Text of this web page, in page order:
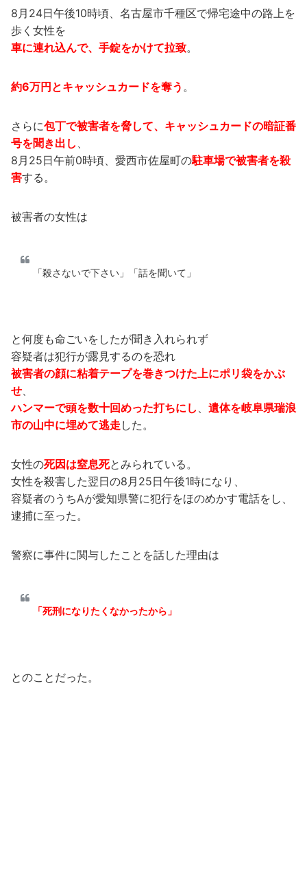
8月24日午後10時頃、名古屋市千種区で帰宅途中の路上を
歩く女性を
車に連れ込んで、手錠をかけて拉致。
約6万円とキャッシュカードを奪う 。
さらに包丁で被害者を脅して、キャッシュカードの暗証番
号を聞き出し 、
8月25日午前0時頃、愛西市佐屋町の駐車場で被害者を殺
害する。
被害者の女性は
「殺さないで下さい」「話を聞いて」
と何度も命ごいをしたが聞き入れられず
容疑者は犯行が露見するのを恐れ
被害者の顔に粘着テープを巻きつけた上にポリ袋をかぶ
せ、
ハンマーで頭を数十回めった打ちにし 、 遺体を岐阜県瑞浪
市の山中に埋めて逃走した。
女性の死因は窒息死とみられている。
女性を殺害した翌日の8月25日午後1時になり、
容疑者のうちAが愛知県警に犯行をほのめかす電話をし、
逮捕に至った。
警察に事件に関与したことを話した理由は
「死刑になりたくなかったから」
とのことだった。